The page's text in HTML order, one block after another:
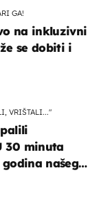
GA!
na inkluzivni
se dobiti i
VRIŠTALI..."
30 minuta
našeg